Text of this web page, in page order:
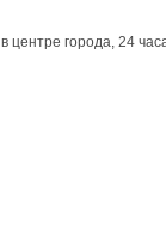
центре города, 24